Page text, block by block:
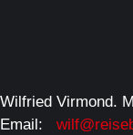
Wilfried Virmond.
Email: